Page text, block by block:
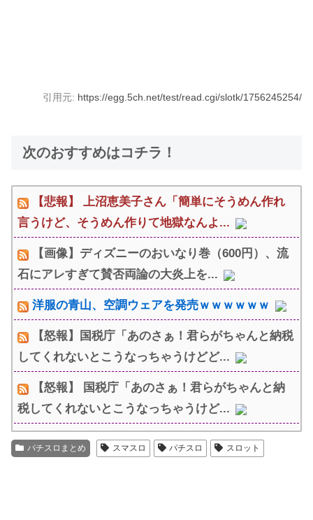
引用元: https://egg.5ch.net/test/read.cgi/slotk/1756245254/
次のおすすめはコチラ！
【悲報】 上沼恵美子さん「簡単にそうめん作れ
言うけど、そうめん作りて地獄なんよ...
【画像】ディズニーのおいなり巻（600円）、流
石にアレすぎて賛否両論の大炎上を...
洋服の青山、空調ウェアを発売ｗｗｗｗｗｗ
【怒報】国税庁「あのさぁ！君らがちゃんと納税
してくれないとこうなっちゃうけどど...
【怒報】 国税庁「あのさぁ！君らがちゃんと納
税してくれないとこうなっちゃうけど...
パチスロまとめ スマスロ パチスロ スロット